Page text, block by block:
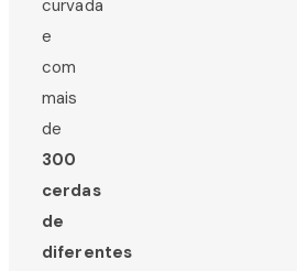
curvada
e
com
mais
de
300
cerdas
de
diferentes